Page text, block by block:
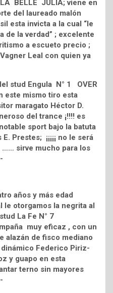
BELLE JULIA; viene en
del laureado malón
esta invicta a la cual “le
de la verdad” ; excelente
a escueto precio ;
Leal con quien ya
stud Engula N° 1 OVER
este mismo tiro esta
maragato Héctor D.
del trance ¡!!!! es
sport bajo la batuta
Prestes; ¡¡¡¡¡ no le será
…… sirve mucho para los
años y más edad
le otorgamos la negrita al
La Fe N° 7
muy eficaz , con un
alazán de fisco mediano
Federico Piriz-
y guapo en esta
terno sin mayores